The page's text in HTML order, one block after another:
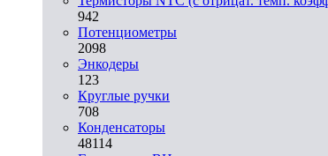
942
Потенциометры
2098
Энкодеры
123
Круглые ручки
708
Конденсаторы
48114